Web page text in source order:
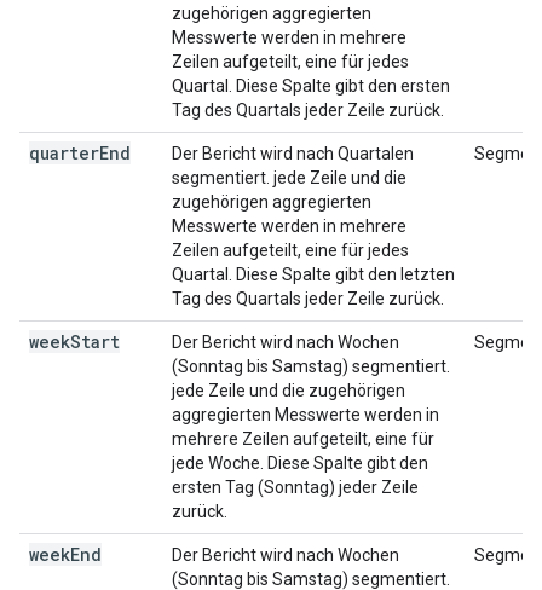
zugehörigen aggregierten
Messwerte werden in mehrere
Zeilen aufgeteilt, eine für jedes
Quartal. Diese Spalte gibt den ersten
Tag des Quartals jeder Zeile zurück.
quarterEnd
Der Bericht wird nach Quartalen
segmentiert. jede Zeile und die
zugehörigen aggregierten
Messwerte werden in mehrere
Zeilen aufgeteilt, eine für jedes
Quartal. Diese Spalte gibt den letzten
Tag des Quartals jeder Zeile zurück.
weekStart
Der Bericht wird nach Wochen
(Sonntag bis Samstag) segmentiert.
jede Zeile und die zugehörigen
aggregierten Messwerte werden in
mehrere Zeilen aufgeteilt, eine für
jede Woche. Diese Spalte gibt den
ersten Tag (Sonntag) jeder Zeile
zurück.
weekEnd
Der Bericht wird nach Wochen
(Sonntag bis Samstag) segmentiert.